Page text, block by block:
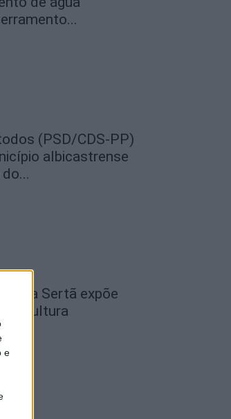
e
(PSD/CDS-PP)
albicastrense
da Sertã expõe
Cultura